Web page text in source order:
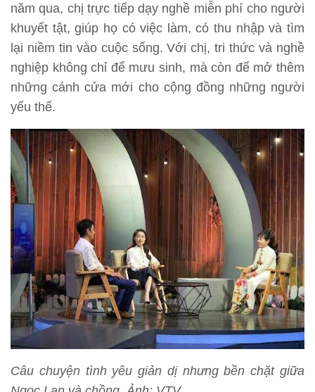
năm qua, chị trực tiếp dạy nghề miễn phí cho người
khuyết tật, giúp họ có việc làm, có thu nhập và tìm
lại niềm tin vào cuộc sống. Với chị, tri thức và nghề
nghiệp không chỉ để mưu sinh, mà còn để mở thêm
những cánh cửa mới cho cộng đồng những người
yếu thế.
Câu chuyện tình yêu giản dị nhưng bền chặt giữa